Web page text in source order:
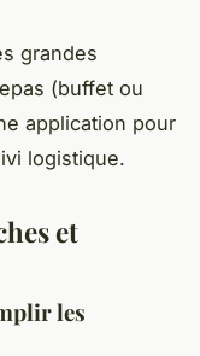
grandes
(buffet ou
application pour
logistique.
et
les